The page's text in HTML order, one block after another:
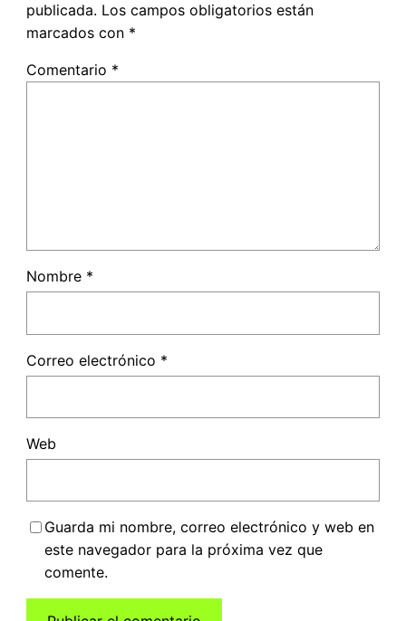
publicada. Los campos obligatorios están
marcados con *
Comentario *
Nombre *
Correo electrónico *
Web
Guarda mi nombre, correo electrónico y web en
este navegador para la próxima vez que
comente.